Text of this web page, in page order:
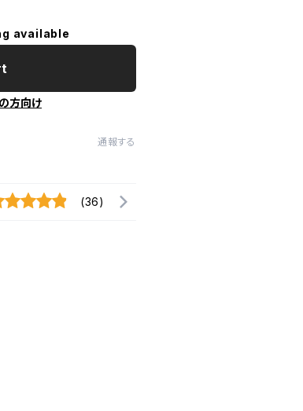
available
方向け
通報する
(36)